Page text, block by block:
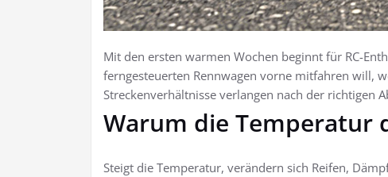
Mit den ersten warmen Wochen beginnt für RC-
ferngesteuerten Rennwagen vorne mitfahren will,
Streckenverhältnisse verlangen nach der richtigen
Warum die Temperatur
Steigt die Temperatur, verändern sich Reifen,